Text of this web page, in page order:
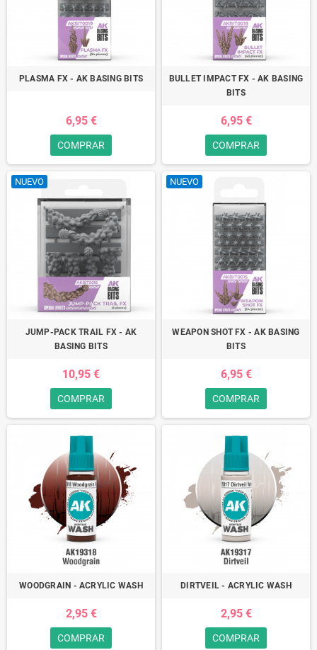
PLASMA FX - AK BASING BITS
6,95 €
COMPRAR
BULLET IMPACT FX - AK BASING
BITS
6,95 €
COMPRAR
NUEVO
JUMP-PACK TRAIL FX - AK
BASING BITS
10,95 €
COMPRAR
NUEVO
WEAPON SHOT FX - AK BASING
BITS
6,95 €
COMPRAR
WOODGRAIN - ACRYLIC WASH
2,95 €
COMPRAR
DIRTVEIL - ACRYLIC WASH
2,95 €
COMPRAR